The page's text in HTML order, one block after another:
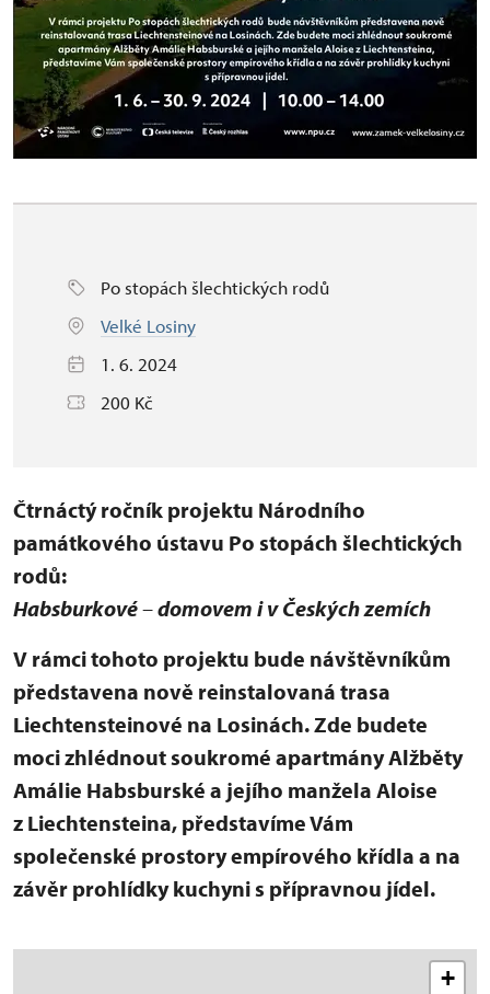
Po stopách šlechtických rodů
Velké Losiny
1. 6. 2024
200 Kč
Čtrnáctý ročník projektu Národního
památkového ústavu Po stopách šlechtických
rodů:
Habsburkové–domovem i v Českých zemích
V rámci tohoto projektu bude návštěvníkům
představena nově reinstalovaná trasa
Liechtensteinové na Losinách. Zde budete
moci zhlédnout soukromé apartmány Alžběty
Amálie Habsburské a jejího manžela Aloise
z Liechtensteina, představíme Vám
společenské prostory empírového křídla a na
závěr prohlídky kuchyni s přípravnou jídel.
+